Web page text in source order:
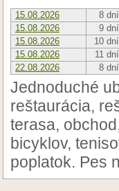
15.08.2026
8 dní
15.08.2026
9 dní
15.08.2026
10 dní
15.08.2026
11 dní
22.08.2026
8 dní
Jednoduché
reštaurácia,
terasa,
bicyklov,
poplatok. Pes